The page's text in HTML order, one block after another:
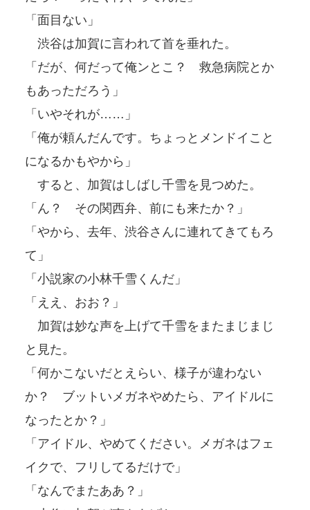
「面目ない」
渋谷は加賀に言われて首を垂れた。
「だが、何だって俺ンとこ？ 救急病院とか
もあっただろう」
「いやそれが……」
「俺が頼んだんです。ちょっとメンドイこと
になるかもやから」
すると、加賀はしばし千雪を見つめた。
「ん？ その関西弁、前にも来たか？」
「やから、去年、渋谷さんに連れてきてもろ
て」
「小説家の小林千雪くんだ」
「ええ、おお？」
加賀は妙な声を上げて千雪をまたまじまじ
と見た。
「何かこないだとえらい、様子が違わない
か？ ブットいメガネやめたら、アイドルに
なったとか？」
「アイドル、やめてください。メガネはフェ
イクで、フリしてるだけで」
「なんでまたああ？」